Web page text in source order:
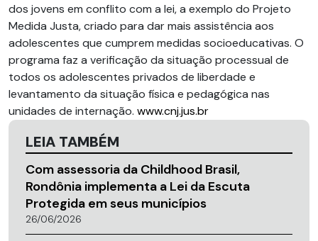
dos jovens em conflito com a lei, a exemplo do Projeto
Medida Justa, criado para dar mais assistência aos
adolescentes que cumprem medidas socioeducativas. O
programa faz a verificação da situação processual de
todos os adolescentes privados de liberdade e
levantamento da situação física e pedagógica nas
unidades de internação. www.cnj.jus.br
LEIA TAMBÉM
Com assessoria da Childhood Brasil,
Rondônia implementa a Lei da Escuta
Protegida em seus municípios
26/06/2026